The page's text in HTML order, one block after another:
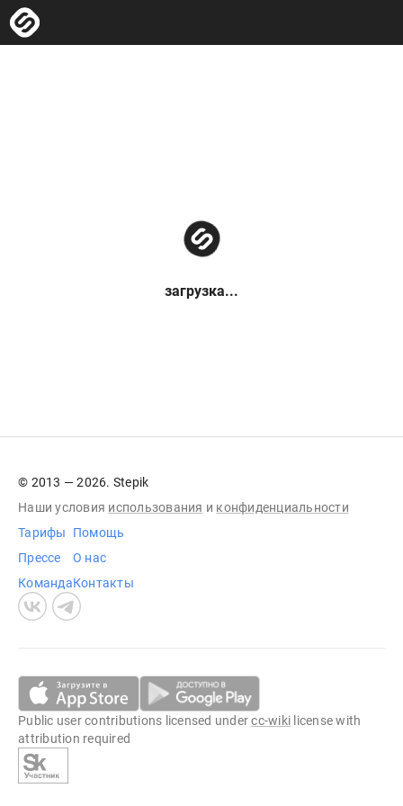
загрузка...
© 2013 — 2026. Stepik
Наши условия использования и конфиденциальности
Тарифы
Прессе
Команда
Помощь
О нас
Контакты
Public user contributions licensed undercc-wiki license with
attribution required